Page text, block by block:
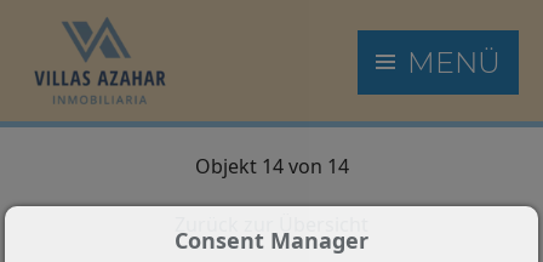
MENÜ
Objekt 14 von 14
Consent Manager